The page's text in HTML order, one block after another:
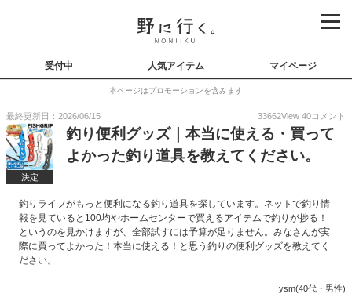
受付中 人気アイテム マイページ
本ページはプロモーションを含みます
最終更新日：2026/06/15 33662View 40コメント
決定
釣り便利グッズ｜本当に使える・買って
よかった釣り道具を教えてください。
釣りライフがもっと便利になる釣り道具を探しています。ネットで釣り情
報を見ていると100均やホームセンターで買えるアイテムで釣りが捗る！
というのを見かけますが、全部試すには予算が足りません。みなさんが実
際に買ってよかった！本当に使える！と思う釣りの便利グッズを教えてく
ださい。
ysm(40代・男性)